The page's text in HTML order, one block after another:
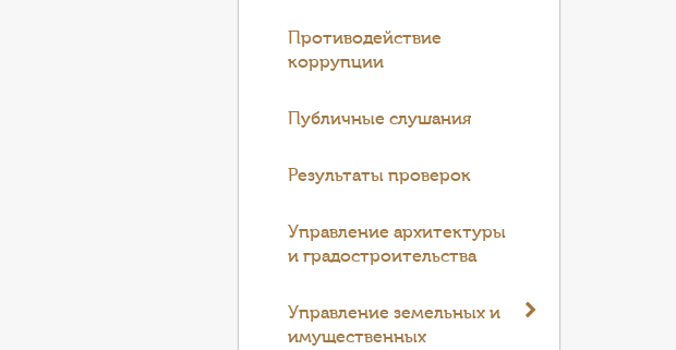
Противодействие
коррупции
Публичные слушания
Результаты проверок
Управление архитектуры
и градостроительства
Управление земельных и
имущественных